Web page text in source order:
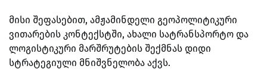
მისი შეფასებით, ამჟამინდელი გეოპოლიტიკური
ვითარების კონტექსტში, ახალი სატრანსპორტო და
ლოგისტიკური მარშრუტების შექმნას დიდი
სტრატეგიული მნიშვნელობა აქვს.